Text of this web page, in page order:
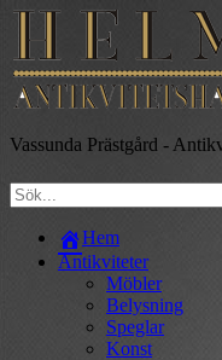
Vassunda Prästgård -
Hem
Antikviteter
Möbler
Belysning
Speglar
Konst